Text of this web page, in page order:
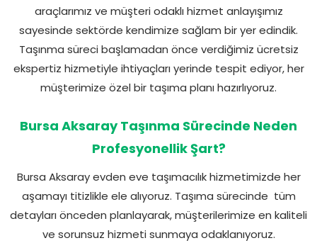
araçlarımız ve müşteri odaklı hizmet anlayışımız
sayesinde sektörde kendimize sağlam bir yer edindik.
Taşınma süreci başlamadan önce verdiğimiz ücretsiz
ekspertiz hizmetiyle ihtiyaçları yerinde tespit ediyor, her
müşterimize özel bir taşıma planı hazırlıyoruz.
Bursa Aksaray Taşınma Sürecinde Neden
Profesyonellik Şart?
Bursa Aksaray evden eve taşımacılık hizmetimizde her
aşamayı titizlikle ele alıyoruz. Taşıma sürecinde tüm
detayları önceden planlayarak, müşterilerimize en kaliteli
ve sorunsuz hizmeti sunmaya odaklanıyoruz.